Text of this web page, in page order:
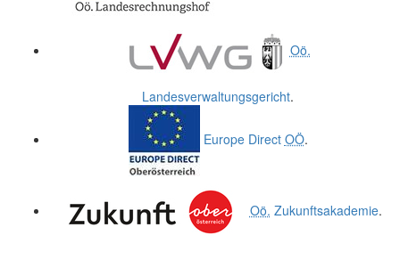
Oö.
Landesverwaltungsgericht.
Europe Direct OÖ.
Oö. Zukunftsakademie.